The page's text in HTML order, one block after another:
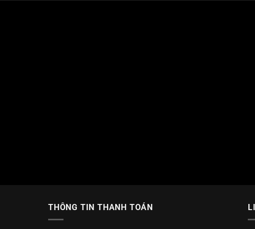
THÔNG TIN THANH TOÁN